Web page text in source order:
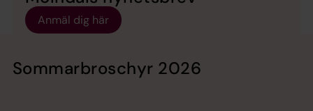
Anmäl dig här
Sommarbroschyr 2026